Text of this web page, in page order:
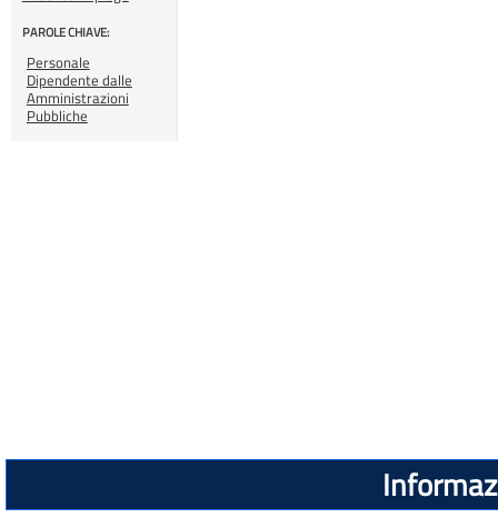
PAROLE CHIAVE:
Personale
Dipendente dalle
Amministrazioni
Pubbliche